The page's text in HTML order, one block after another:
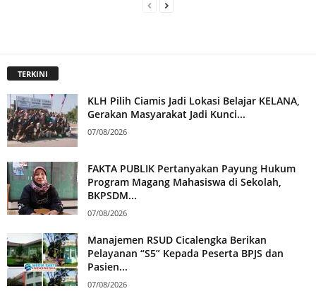
TERKINI
KLH Pilih Ciamis Jadi Lokasi Belajar KELANA,
Gerakan Masyarakat Jadi Kunci...
07/08/2026
FAKTA PUBLIK Pertanyakan Payung Hukum
Program Magang Mahasiswa di Sekolah,
BKPSDM...
07/08/2026
Manajemen RSUD Cicalengka Berikan
Pelayanan “S5” Kepada Peserta BPJS dan
Pasien...
07/08/2026